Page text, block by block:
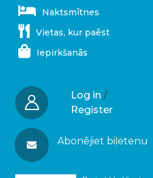
Naktsmītnes
Vietas, kur paēst
Iepirkšanās
Log in /
Register
Abonējiet biļetenu